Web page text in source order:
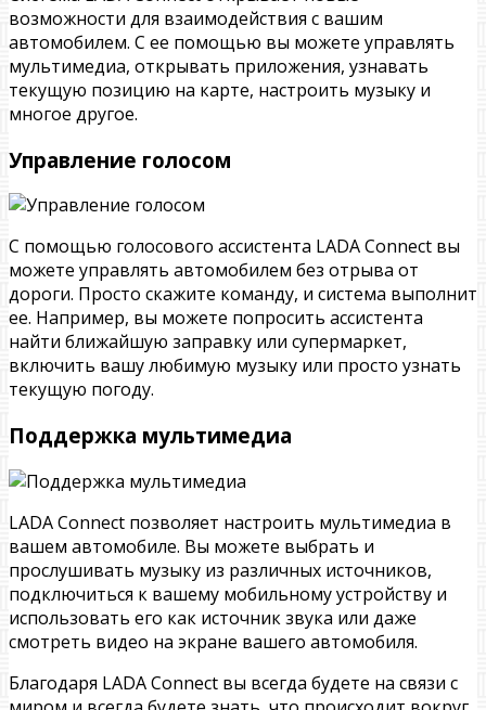
возможности для взаимодействия с вашим
автомобилем. С ее помощью вы можете управлять
мультимедиа, открывать приложения, узнавать
текущую позицию на карте, настроить музыку и
многое другое.
Управление голосом
С помощью голосового ассистента LADA Connect вы
можете управлять автомобилем без отрыва от
дороги. Просто скажите команду, и система выполнит
ее. Например, вы можете попросить ассистента
найти ближайшую заправку или супермаркет,
включить вашу любимую музыку или просто узнать
текущую погоду.
Поддержка мультимедиа
LADA Connect позволяет настроить мультимедиа в
вашем автомобиле. Вы можете выбрать и
прослушивать музыку из различных источников,
подключиться к вашему мобильному устройству и
использовать его как источник звука или даже
смотреть видео на экране вашего автомобиля.
Благодаря LADA Connect вы всегда будете на связи с